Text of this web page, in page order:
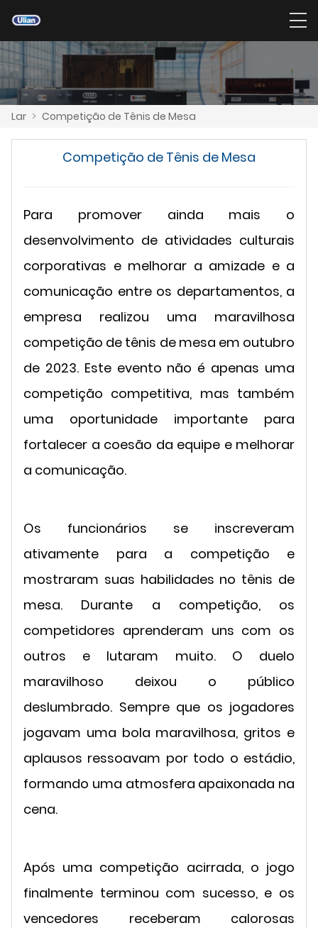
Lar > Competição de Tênis de Mesa
Competição de Tênis de Mesa
Para promover ainda mais o
desenvolvimento de atividades culturais
corporativas e melhorar a amizade e a
comunicação entre os departamentos, a
empresa realizou uma maravilhosa
competição de tênis de mesa em outubro
de 2023. Este evento não é apenas uma
competição competitiva, mas também
uma oportunidade importante para
fortalecer a coesão da equipe e melhorar
a comunicação.
Os funcionários se inscreveram
ativamente para a competição e
mostraram suas habilidades no tênis de
mesa. Durante a competição, os
competidores aprenderam uns com os
outros e lutaram muito. O duelo
maravilhoso deixou o público
deslumbrado. Sempre que os jogadores
jogavam uma bola maravilhosa, gritos e
aplausos ressoavam por todo o estádio,
formando uma atmosfera apaixonada na
cena.
Após uma competição acirrada, o jogo
finalmente terminou com sucesso, e os
vencedores receberam calorosas